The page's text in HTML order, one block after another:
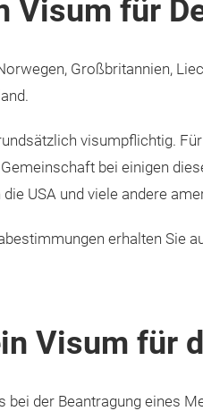
Visum für
Großbritannien,
visumpflichtig.
bei einigen
USA und viele andere
erhalten Sie
Visum für
bei der Beantragung eines